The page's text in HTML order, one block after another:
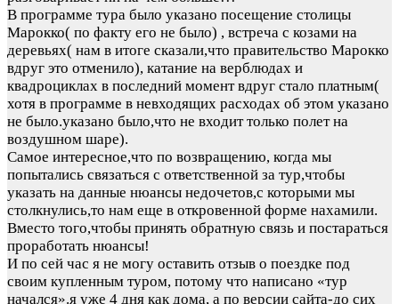
В программе тура было указано посещение столицы
Марокко( по факту его не было) , встреча с козами на
деревьях( нам в итоге сказали,что правительство Марокко
вдруг это отменило), катание на верблюдах и
квадроциклах в последний момент вдруг стало платным(
хотя в программе в невходящих расходах об этом указано
не было.указано было,что не входит только полет на
воздушном шаре).
Самое интересное,что по возвращению, когда мы
попытались связаться с ответственной за тур,чтобы
указать на данные нюансы недочетов,с которыми мы
столкнулись,то нам еще в откровенной форме нахамили.
Вместо того,чтобы принять обратную связь и постараться
проработать нюансы!
И по сей час я не могу оставить отзыв о поездке под
своим купленным туром, потому что написано «тур
начался».я уже 4 дня как дома, а по версии сайта-до сих